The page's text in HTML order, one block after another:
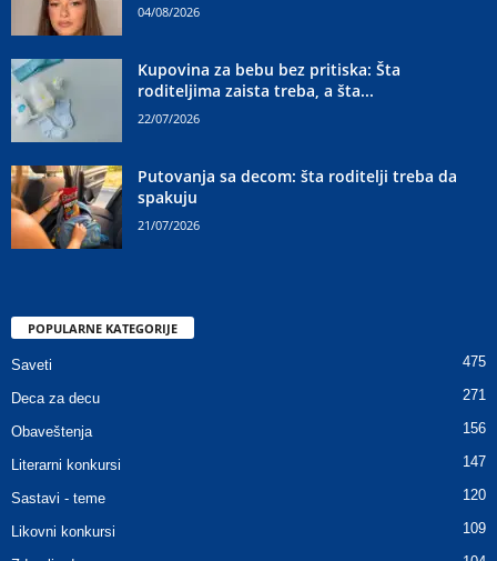
04/08/2026
Kupovina za bebu bez pritiska: Šta
roditeljima zaista treba, a šta...
22/07/2026
Putovanja sa decom: šta roditelji treba da
spakuju
21/07/2026
POPULARNE KATEGORIJE
Saveti 475
Deca za decu 271
Obaveštenja 156
Literarni konkursi 147
Sastavi - teme 120
Likovni konkursi 109